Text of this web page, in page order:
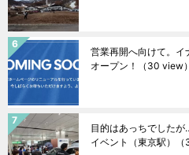
営業再開へ向けて。イ
オープン！
（30 view）
目的はあっちでした
イベント（東京駅）